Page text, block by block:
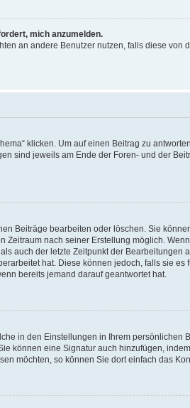
mich anzumelden.
an andere Benutzer nutzen, falls diese
klicken. Um auf einen Beitrag zu
sind jeweils am Ende der Foren- und der
Beiträge bearbeiten oder löschen. Sie
nach seiner Erstellung möglich.
auch der letzte Zeitpunkt der
hat. Diese können jedoch, falls sie
bereits jemand darauf geantwortet hat.
in den Einstellungen in Ihrem persönlichen
können eine Signatur auch hinzufügen,
möchten, so können Sie dort einfach das